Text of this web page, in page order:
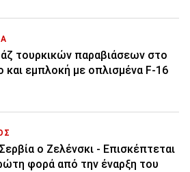
τουρκικών παραβιάσεων στο
και εμπλοκή με οπλισμένα F-16
ο Ζελένσκι - Επισκέπτεται
φορά από την έναρξη του